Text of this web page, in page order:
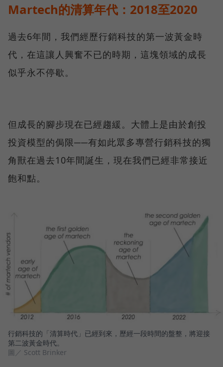
Martech的清算年代：2018至2020
過去6年間，我們經歷行銷科技的第一波黃金時
代，在這讓人興奮不已的時期，這塊領域的成長
似乎永不停歇。
但成長的腳步現在已經趨緩。大體上是由於創投
投資模型的侷限──有如此眾多專營行銷科技的獨
角獸在過去10年間誕生，現在我們已經非常接近
飽和點。
行銷科技的「清算時代」已經到來，歷經一段時間的盤整，將迎接
第二波黃金時代。
圖／ Scott Brinker